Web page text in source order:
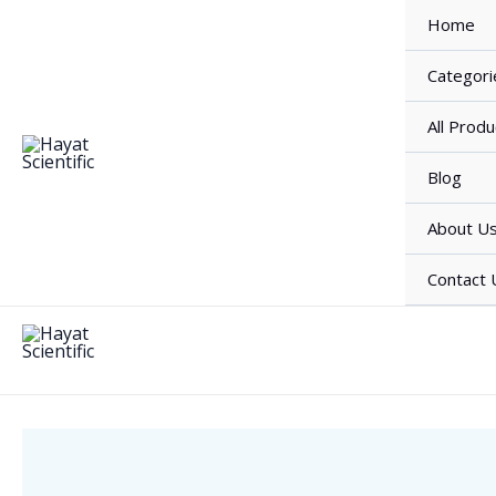
Home
All
Blog
About Us
Contact